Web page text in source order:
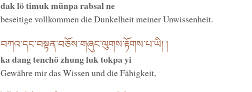
dak lö timuk münpa rabsal ne
beseitige vollkommen die Dunkelheit meiner Unwissenheit.
བཀའ་དང་བསྟན་བཅོས་གཞུང་ལུགས་རྟོགས་པ་ཡི། །
ka dang tenchö zhung luk tokpa yi
Gewähre mir das Wissen und die Fähigkeit,